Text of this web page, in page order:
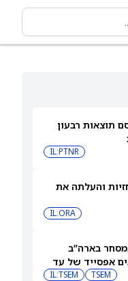
תוצאות רבעון
IL:PTNR
והעלתה את
IL:ORA
נפלה 11.8% במסחר בארה”ב
רואים אפסייד של עד
TSEM
IL:TSEM